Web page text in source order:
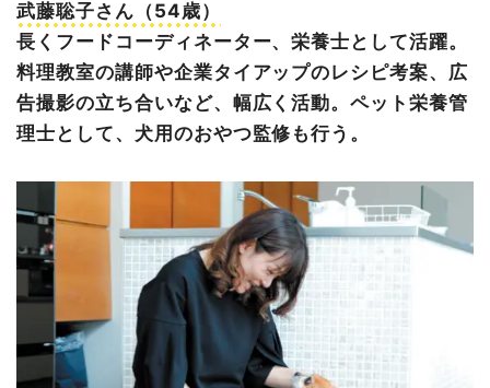
武藤聡子さん（54歳）
長くフードコーディネーター、栄養士として活躍。
料理教室の講師や企業タイアップのレシピ考案、広
告撮影の立ち合いなど、幅広く活動。ペット栄養管
理士として、犬用のおやつ監修も行う。